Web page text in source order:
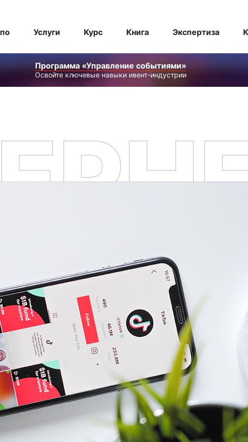
Услуги Курс Книга Экспертиза
Программа «Управление событиями»
Освойте ключевые навыки ивент-индустрии